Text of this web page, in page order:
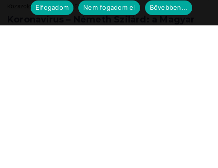
Közszolgálat.hu 2020.05.24. 17:39
Elfogadom
Nem fogadom el Bővebben...